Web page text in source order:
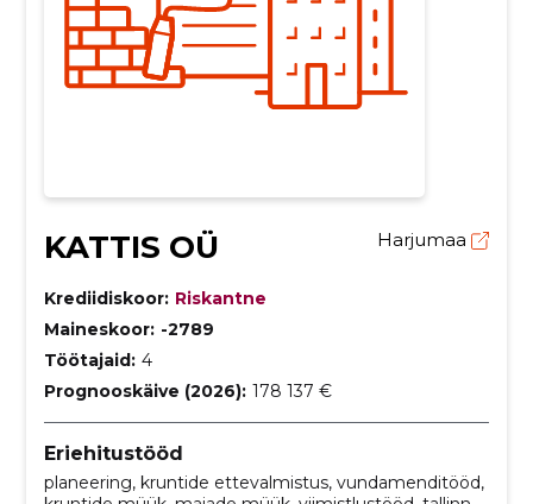
KATTIS OÜ Harjumaa
Krediidiskoor: Riskantne
Maineskoor: -2789
Töötajaid: 4
Prognooskäive (2026): 178 137 €
Eriehitustööd
planeering, kruntide ettevalmistus, vundamenditööd,